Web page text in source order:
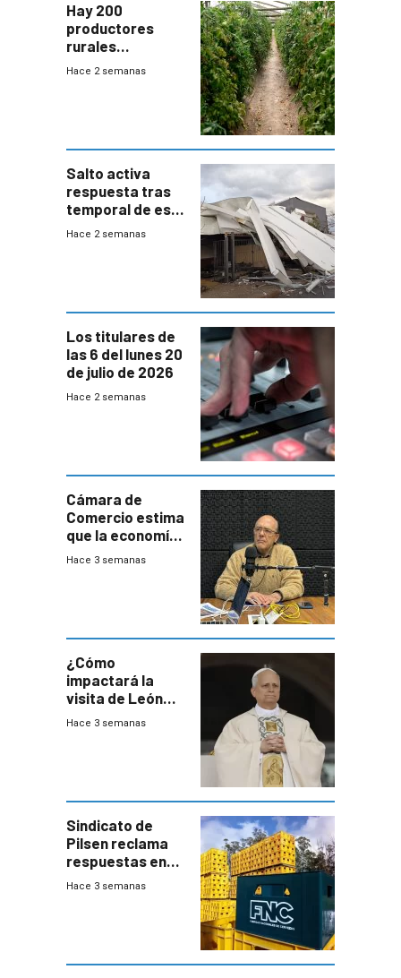
Hay 200
productores
rurales
afectados tras
Hace 2 semanas
Salto activa
respuesta tras
temporal de este
sábado con
Hace 2 semanas
Los titulares de
las 6 del lunes 20
de julio de 2026
Hace 2 semanas
Cámara de
Comercio estima
que la economía
crecerá 1,6%
Hace 3 semanas
¿Cómo
impactará la
visita de León
XIV a Uruguay?
Hace 3 semanas
Sindicato de
Pilsen reclama
respuestas en
medio de
Hace 3 semanas